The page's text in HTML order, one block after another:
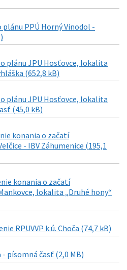
PPÚ Horný Vinodol -
plánu JPU Hosťovce, lokalita
(652,8 kB)
plánu JPU Hosťovce, lokalita
(45,0 kB)
konania o začatí
- IBV Záhumenice (195,1
konania o začatí
lokalita „Druhé hony“
RPUVVP k.ú. Choča (74,7 kB)
- písomná časť (2,0 MB)